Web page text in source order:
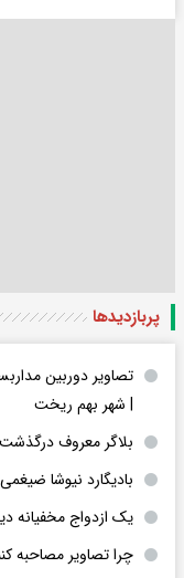
پربازدید‌ها
تصاویر دوربین
| شهر بهم ریخت
بلاگر معروف درگذشت
بادیگارد نیوشا
یک ازدواج مخفیانه
چرا تصاویر مصاحبه